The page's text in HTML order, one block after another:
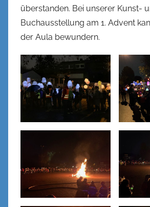
überstanden. Bei unserer Kunst-
Buchausstellung am 1. Advent
der Aula bewundern.